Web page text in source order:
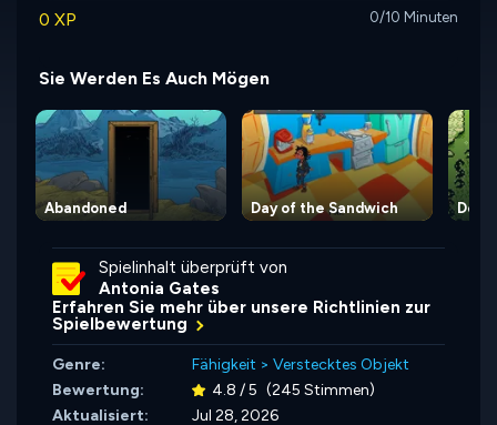
0 XP 0/10 Minuten
Sie Werden Es Auch Mögen
Abandoned Day of the Sandwich
Spielinhalt überprüft von
Antonia Gates
Erfahren Sie mehr über unsere Richtlinien zur
Spielbewertung
Genre: Fähigkeit > Verstecktes Objekt
Bewertung:
4.8 / 5 (245 Stimmen)
Aktualisiert:
Jul 28, 2026